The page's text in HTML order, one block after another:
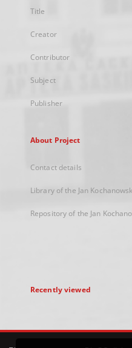
Title
Creator
Contributor
Subject
Publisher
About Project
Contact details
Library of the Jan
Repository of the Jan
Recently viewed